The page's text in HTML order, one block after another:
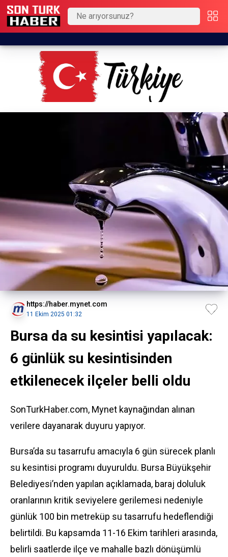
https://haber.mynet.com
11 Ekim 2025 01:32
Bursa da su kesintisi yapılacak:
6 günlük su kesintisinden
etkilenecek ilçeler belli oldu
SonTurkHaber.com, Mynet kaynağından alınan
verilere dayanarak duyuru yapıyor.
Bursa’da su tasarrufu amacıyla 6 gün sürecek planlı
su kesintisi programı duyuruldu. Bursa Büyükşehir
Belediyesi’nden yapılan açıklamada, baraj doluluk
oranlarının kritik seviyelere gerilemesi nedeniyle
günlük 100 bin metreküp su tasarrufu hedeflendiği
belirtildi. Bu kapsamda 11-16 Ekim tarihleri arasında,
belirli saatlerde ilçe ve mahalle bazlı dönüşümlü